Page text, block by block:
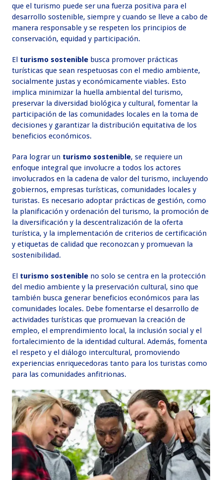
que el turismo puede ser una fuerza positiva para el
desarrollo sostenible, siempre y cuando se lleve a cabo de
manera responsable y se respeten los principios de
conservación, equidad y participación.
El turismo sostenible busca promover prácticas
turísticas que sean respetuosas con el medio ambiente,
socialmente justas y económicamente viables. Esto
implica minimizar la huella ambiental del turismo,
preservar la diversidad biológica y cultural, fomentar la
participación de las comunidades locales en la toma de
decisiones y garantizar la distribución equitativa de los
beneficios económicos.
Para lograr un turismo sostenible, se requiere un
enfoque integral que involucre a todos los actores
involucrados en la cadena de valor del turismo, incluyendo
gobiernos, empresas turísticas, comunidades locales y
turistas. Es necesario adoptar prácticas de gestión, como
la planificación y ordenación del turismo, la promoción de
la diversificación y la descentralización de la oferta
turística, y la implementación de criterios de certificación
y etiquetas de calidad que reconozcan y promuevan la
sostenibilidad.
El turismo sostenible no solo se centra en la protección
del medio ambiente y la preservación cultural, sino que
también busca generar beneficios económicos para las
comunidades locales. Debe fomentarse el desarrollo de
actividades turísticas que promuevan la creación de
empleo, el emprendimiento local, la inclusión social y el
fortalecimiento de la identidad cultural. Además, fomenta
el respeto y el diálogo intercultural, promoviendo
experiencias enriquecedoras tanto para los turistas como
para las comunidades anfitrionas.